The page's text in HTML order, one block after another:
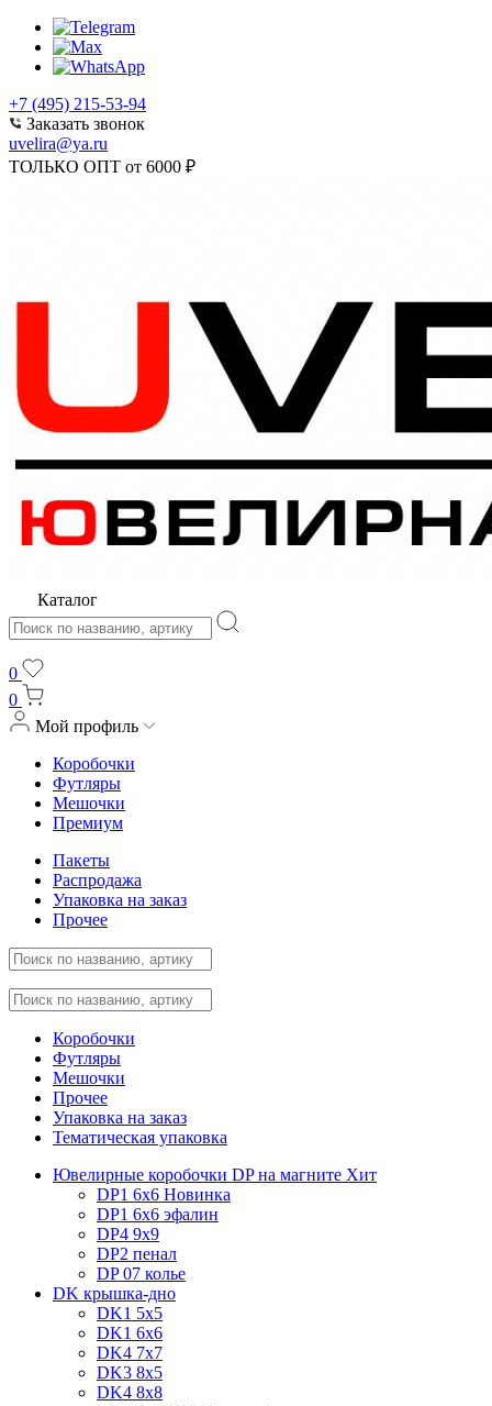
+7 (495) 215-53-94
Заказать звонок
uvelira@ya.ru
ТОЛЬКО ОПТ от 6000 ₽
Каталог
0
0
Мой профиль
Коробочки
Футляры
Мешочки
Премиум
Пакеты
Распродажа
Упаковка на заказ
Прочее
Коробочки
Футляры
Мешочки
Прочее
Упаковка на заказ
Тематическая упаковка
Ювелирные коробочки DP на магните Хит
DP1 6x6 Новинка
DP1 6x6 эфалин
DP4 9x9
DP2 пенал
DP 07 колье
DK крышка-дно
DK1 5x5
DK1 6x6
DK4 7х7
DK3 8x5
DK4 8x8